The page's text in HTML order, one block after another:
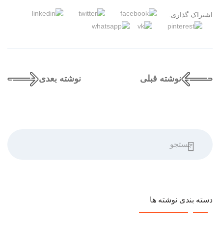
اشتراک گذاری:
نوشته قبلی نوشته بعدی
دسته بندی نوشته ها